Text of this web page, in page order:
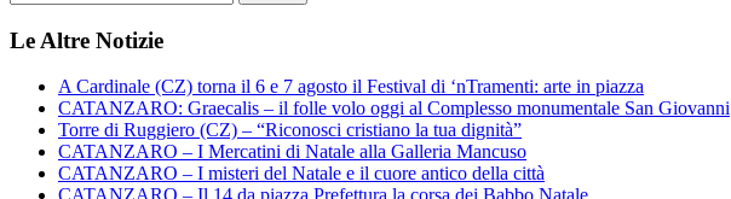
Le Altre Notizie
A Cardinale (CZ) torna il 6 e 7 agosto il Festival di ‘nTramenti: arte in piazza
CATANZARO: Graecalis – il folle volo oggi al Complesso monumentale San Giovanni
Torre di Ruggiero (CZ) – “Riconosci cristiano la tua dignità”
CATANZARO – I Mercatini di Natale alla Galleria Mancuso
CATANZARO – I misteri del Natale e il cuore antico della città